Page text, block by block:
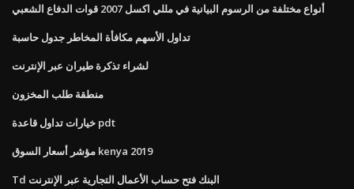
أنواع مختلفة من الرسوم البيانية في مللي اكسل 2007 قوات الدفاع الشعبي
تداول الأسهم مكافأة المخاطر جدول حاسبة
لشراء تذكرة طيران عبر الإنترنت
منطقة طلب المخزون
خيارات تداول قاعدة pdt
مؤشر أسعار السوق kenya 2019
Td البنك فتح حساب الأعمال التجارية عبر الإنترنت